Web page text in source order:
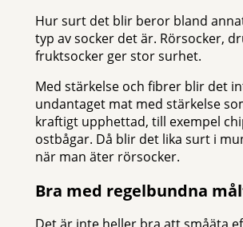
Hur surt det blir beror bland
typ av socker det är. Rörsocker,
fruktsocker ger stor surhet.
Med stärkelse och fibrer blir det
undantaget mat med stärkelse
kraftigt upphettad, till exempel
ostbågar. Då blir det lika surt i
när man äter rörsocker.
Bra med regelbundna